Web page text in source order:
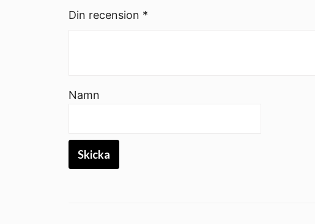
Din recension *
Namn